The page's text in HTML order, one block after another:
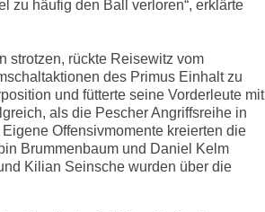
zu häufig den Ball verloren“, erklärte
strotzen, rückte Reisewitz vom
des Primus Einhalt zu
und fütterte seine Vorderleute mit
als die Pescher Angriffsreihe in
Offensivmomente kreierten die
Brummenbaum und Daniel Kelm
Kilian Seinsche wurden über die